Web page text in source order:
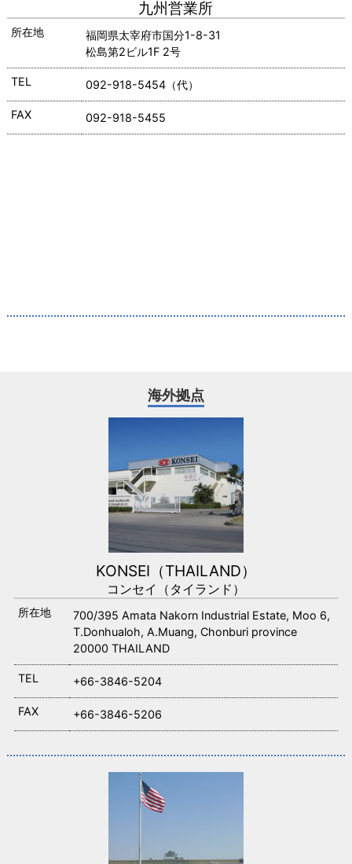
九州営業所
所在地
福岡県太宰府市国分1-8-31
松島第2ビル1F 2号
TEL 092-918-5454（代）
FAX 092-918-5455
海外拠点
KONSEI（THAILAND）
コンセイ（タイランド）
所在地
700/395 Amata Nakorn Industrial Estate, Moo 6,
T.Donhualoh, A.Muang, Chonburi province
20000 THAILAND
TEL +66-3846-5204
FAX +66-3846-5206